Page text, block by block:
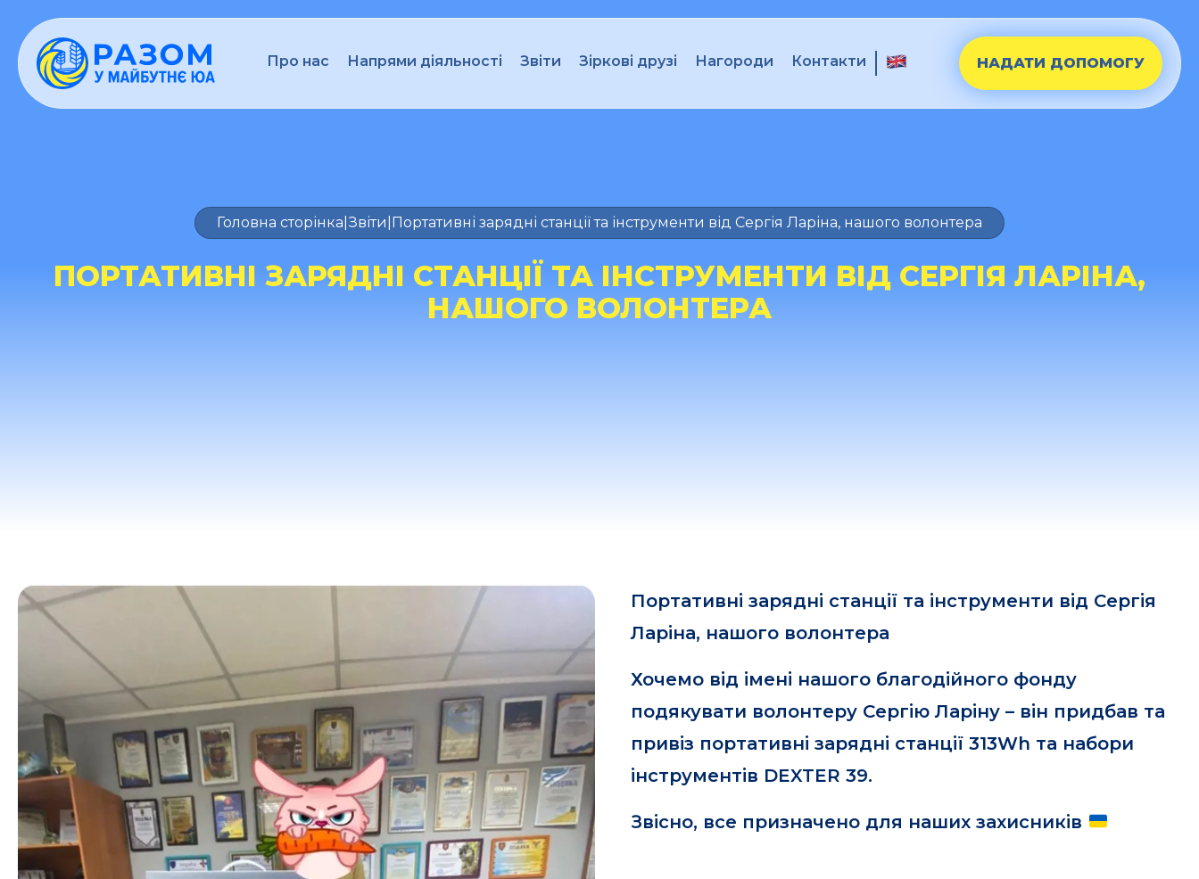
Про нас Напрями діяльності Звіти Зіркові друзі Нагороди Контакти НАДАТИ ДОПОМОГУ
Головна сторінка Звіти Портативні зарядні станції та інструменти від Сергія Ларіна, нашого волонтера
ПОРТАТИВНІ ЗАРЯДНІ СТАНЦІЇ ТА ІНСТРУМЕНТИ ВІД СЕРГІЯ ЛАРІНА,
НАШОГО ВОЛОНТЕРА
Портативні зарядні станції та інструменти від Сергія
Ларіна, нашого волонтера
Хочемо від імені нашого благодійного фонду
подякувати волонтеру Сергію Ларіну – він придбав та
привіз портативні зарядні станції 313Wh та набори
інструментів DEXTER 39.
Звісно, все призначено для наших захисників